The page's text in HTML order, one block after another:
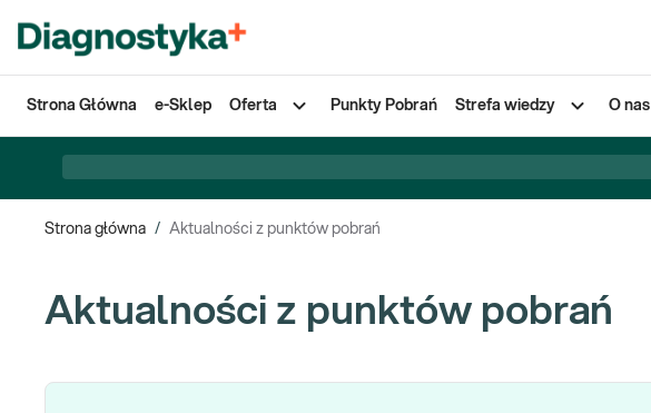
Strona Główna e-Sklep Oferta Punkty Pobrań Strefa wiedzy O nas
Strona główna / Aktualności z punktów pobrań
Aktualności z punktów pobrań